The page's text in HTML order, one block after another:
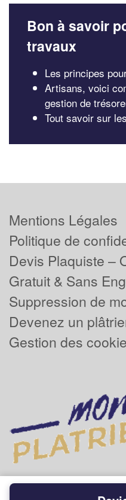
Bon à savoir
travaux
Les principes
Artisans, voici
gestion de
Tout savoir sur
Mentions Légales
Politique de
Devis Plaquiste –
Gratuit & Sans
Suppression de
Devenez un
Gestion des